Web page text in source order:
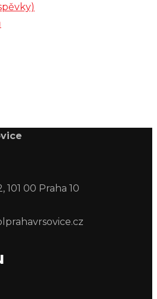
101 00 Praha 10